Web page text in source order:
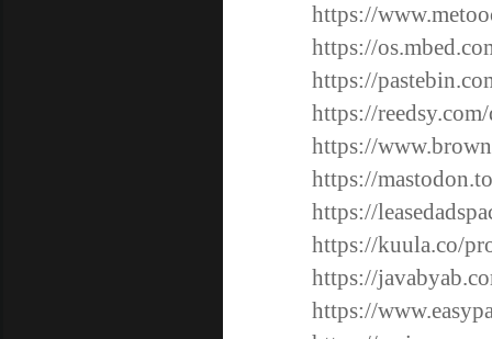
https://
https://
https://
https://
https://
https://
https://
https://kuula.co/
https://
https://